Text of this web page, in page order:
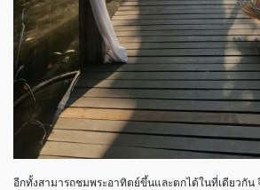
อีกทั้งสามารถชมพระอาทิตย์ขึ้นและตกได้ในที่เดียวกัน